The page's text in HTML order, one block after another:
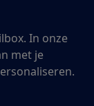
In onze
met je